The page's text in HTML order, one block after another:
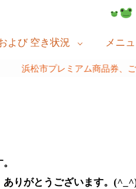
よび 空き状況 メニ
用いただけます
ありがとうございます。